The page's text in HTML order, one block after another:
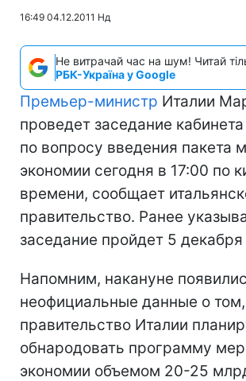
16:49 04.12.2011 Нд
Не витрачай час на шум! Читай
РБК-Україна у Google
Премьер-министр Италии
проведет заседание
по вопросу введения пакета
экономии сегодня в 17:00 по
времени, сообщает
правительство. Ранее
заседание пройдет 5 декабря
Напомним, накануне
неофициальные данные о том,
правительство Италии
обнародовать программу
экономии объемом 20-25